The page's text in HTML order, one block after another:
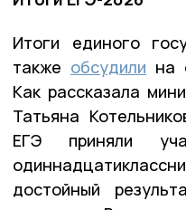
Итоги единого
также обсудили на
Как рассказала
Татьяна
ЕГЭ приняли
достойный